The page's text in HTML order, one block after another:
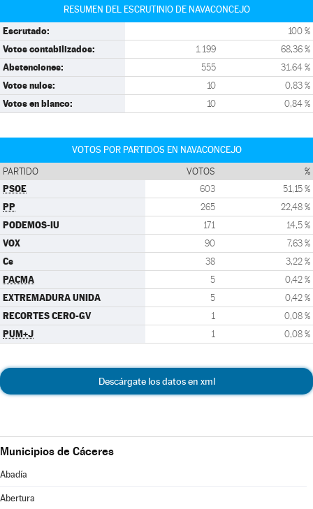
RESUMEN DEL ESCRUTINIO DE NAVACONCEJO
Escrutado: 100 %
Votos contabilizados: 1.199 68,36 %
Abstenciones: 555 31,64 %
Votos nulos: 10 0,83 %
Votos en blanco: 10 0,84 %
VOTOS POR PARTIDOS EN NAVACONCEJO
PARTIDO VOTOS %
PSOE 603 51,15 %
PP 265 22,48 %
PODEMOS-IU 171 14,5 %
VOX 90 7,63 %
Cs 38 3,22 %
PACMA 5 0,42 %
EXTREMADURA UNIDA 5 0,42 %
RECORTES CERO-GV 1 0,08 %
PUM+J 1 0,08 %
Descárgate los datos en xml
Municipios de Cáceres
Abadía
Abertura